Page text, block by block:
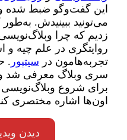
این گفت‌وگو ضبط شده و
می‌تونید ببینیدش.
زدیم که چرا
روایتگری در علم چیه و
تجربه‌هامون در سیتپور .
سری وبلاگ معرفی شد
برای شروع
اون‌ها اشاره‌ مختصری
دیدن